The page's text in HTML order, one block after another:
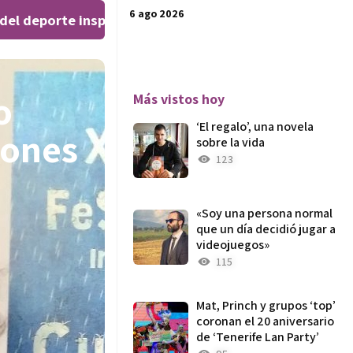
inspiran al público en el Teatro Leal
6 ago 2026
Más vistos hoy
‘El regalo’, una novela
sobre la vida
123
«Soy una persona normal
que un día decidió jugar a
videojuegos»
115
Mat, Princh y grupos ‘top’
coronan el 20 aniversario
de ‘Tenerife Lan Party’